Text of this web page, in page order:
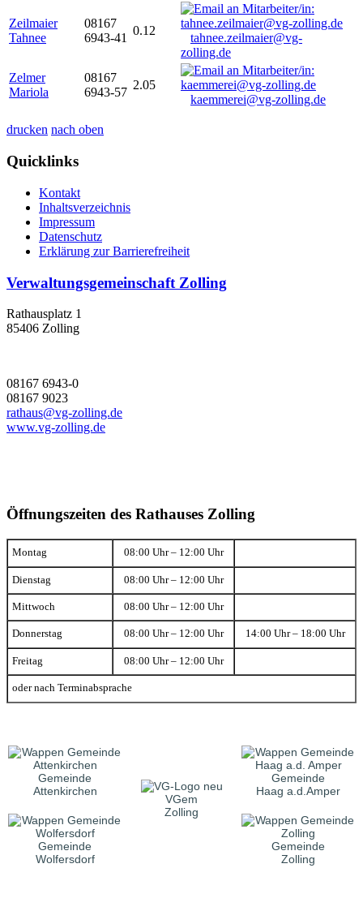
Zeilmaier
Tahnee
08167
6943-41
0.12
tahnee.zeilmaier@vg-
zolling.de
Zelmer
Mariola
08167
6943-57
2.05
kaemmerei@vg-zolling.de
drucken nach oben
Quicklinks
Kontakt
Inhaltsverzeichnis
Impressum
Datenschutz
Erklärung zur Barrierefreiheit
Verwaltungsgemeinschaft Zolling
Rathausplatz 1
85406 Zolling
08167 6943-0
08167 9023
rathaus@vg-zolling.de
www.vg-zolling.de
Öffnungszeiten des Rathauses Zolling
Montag 08:00 Uhr – 12:00 Uhr
Dienstag 08:00 Uhr – 12:00 Uhr
Mittwoch 08:00 Uhr – 12:00 Uhr
Donnerstag 08:00 Uhr – 12:00 Uhr 14:00 Uhr – 18:00 Uhr
Freitag 08:00 Uhr – 12:00 Uhr
oder nach Terminabsprache
Gemeinde
Attenkirchen
VGem
Zolling
Gemeinde
Haag a.d.Amper
Gemeinde
Wolfersdorf
Gemeinde
Zolling